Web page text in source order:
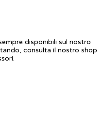
disponibili sul nostro
consulta il nostro shop